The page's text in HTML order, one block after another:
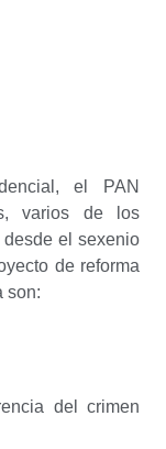
el PAN
varios de los
el sexenio
de reforma
son:
del crimen